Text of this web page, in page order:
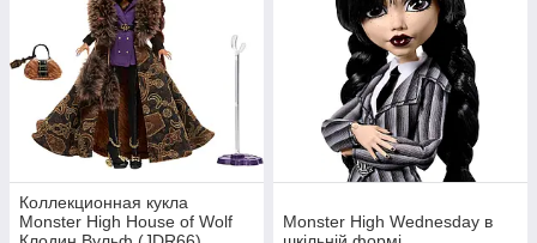
Коллекционная кукла
Monster High House of Wolf
Monster High Wednesday в